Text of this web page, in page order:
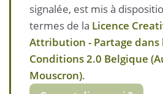
signalée, est mis à
termes de la Licence
Attribution - Partage dans
Conditions 2.0 Belgique
Mouscron).